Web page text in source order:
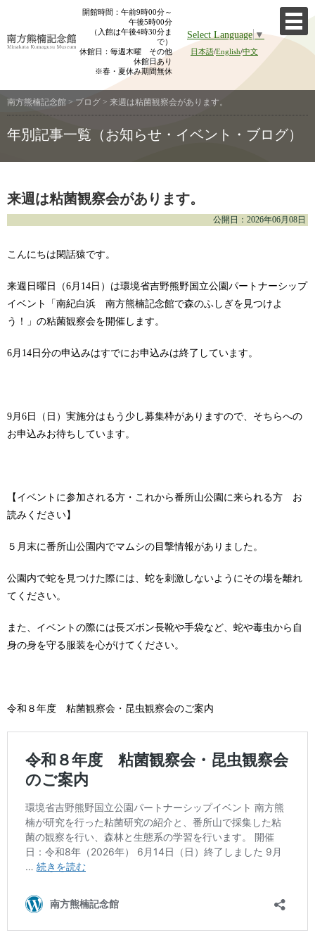
content
開館時間：午前9時00分～
午後5時00分
（入館は午後4時30分ま
で）
休館日：毎週木曜 その他
休館日あり
※春・夏休み期間無休
Select Language▼
日本語/English/中文
南方熊楠記念館 > ブログ > 来週は粘菌観察会があります。
年別記事一覧（お知らせ・イベント・ブログ）
来週は粘菌観察会があります。
公開日：2026年06月08日
こんにちは閑話猿です。
来週日曜日（6月14日）は環境省吉野熊野国立公園パートナーシップ
イベント「南紀白浜 南方熊楠記念館で森のふしぎを見つけよ
う！」の粘菌観察会を開催します。
6月14日分の申込みはすでにお申込みは終了しています。
9月6日（日）実施分はもう少し募集枠がありますので、そちらへの
お申込みお待ちしています。
【イベントに参加される方・これから番所山公園に来られる方 お
読みください】
５月末に番所山公園内でマムシの目撃情報がありました。
公園内で蛇を見つけた際には、蛇を刺激しないようにその場を離れ
てください。
また、イベントの際には長ズボン長靴や手袋など、蛇や毒虫から自
身の身を守る服装を心がけてください。
令和８年度 粘菌観察会・昆虫観察会のご案内